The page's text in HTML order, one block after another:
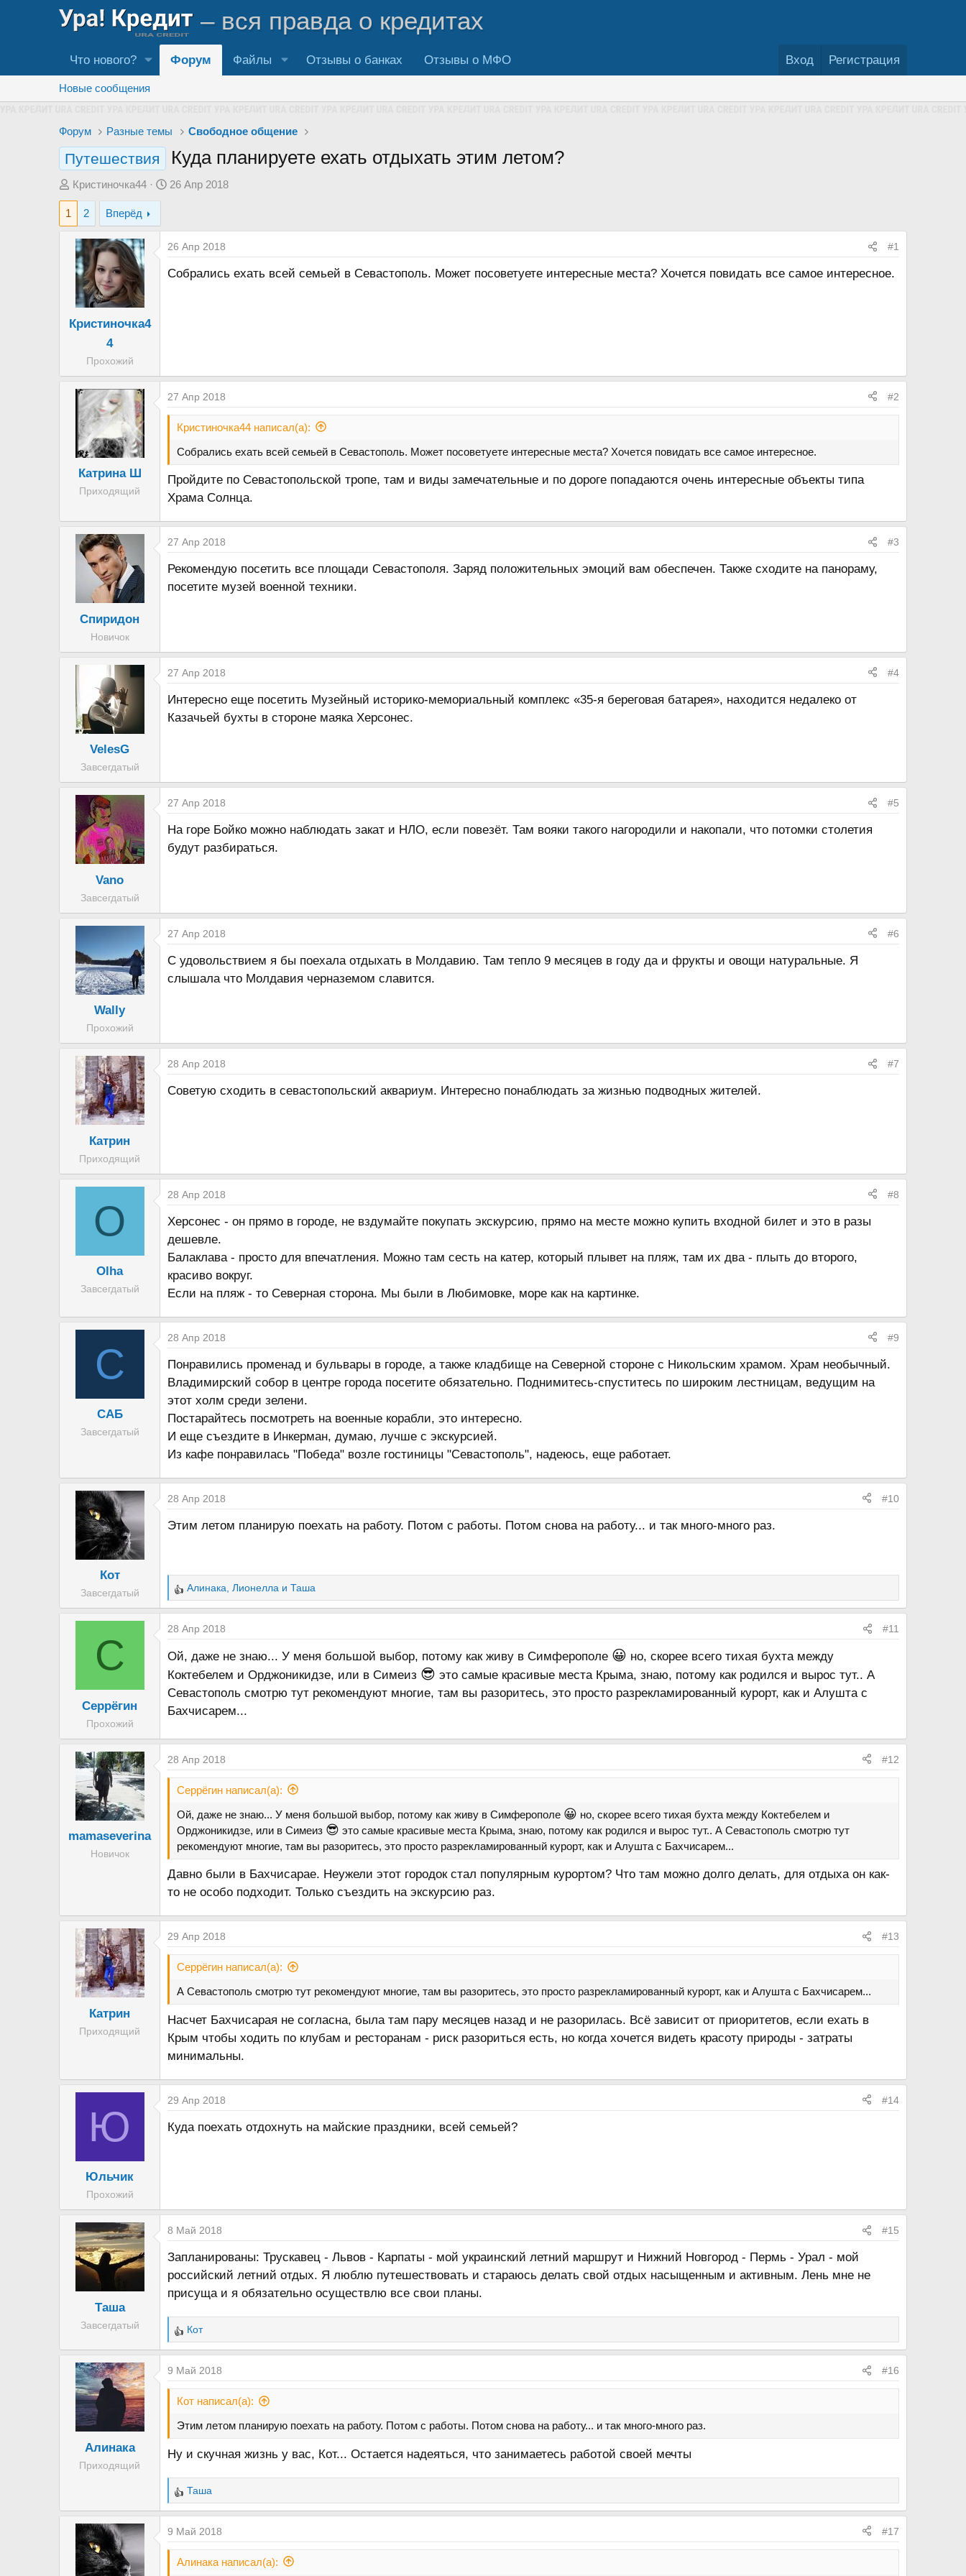
– вся правда о кредитах
Что нового? Форум Файлы Отзывы о банках Отзывы о МФО Вход Регистрация
Новые сообщения
Форум Разные темы Свободное общение
Путешествия Куда планируете ехать отдыхать этим летом?
А
в
р
т
м
ы
Кристиночка44
Д
а
н
а
26 Апр 2018
1 2 Вперёд
Кристиночка4
4
Прохожий
26 Апр 2018 #1
Собрались ехать всей семьей в Севастополь. Может посоветуете интересные места? Хочется повидать все самое интересное.
Катрина Ш
Приходящий
27 Апр 2018 #2
Кристиночка44 написал(а):
Собрались ехать всей семьей в Севастополь. Может посоветуете интересные места? Хочется повидать все самое интересное.
Пройдите по Севастопольской тропе, там и виды замечательные и по дороге попадаются очень интересные объекты типа
Храма Солнца.
Спиридон
Новичок
27 Апр 2018 #3
Рекомендую посетить все площади Севастополя. Заряд положительных эмоций вам обеспечен. Также сходите на панораму,
посетите музей военной техники.
VelesG
Завсегдатый
27 Апр 2018 #4
Интересно еще посетить Музейный историко-мемориальный комплекс «35-я береговая батарея», находится недалеко от
Казачьей бухты в стороне маяка Херсонес.
Vano
Завсегдатый
27 Апр 2018 #5
На горе Бойко можно наблюдать закат и НЛО, если повезёт. Там вояки такого нагородили и накопали, что потомки столетия
будут разбираться.
Wally
Прохожий
27 Апр 2018 #6
С удовольствием я бы поехала отдыхать в Молдавию. Там тепло 9 месяцев в году да и фрукты и овощи натуральные. Я
слышала что Молдавия черназемом славится.
Катрин
Приходящий
28 Апр 2018 #7
Советую сходить в севастопольский аквариум. Интересно понаблюдать за жизнью подводных жителей.
O
Olha
Завсегдатый
28 Апр 2018 #8
Херсонес - он прямо в городе, не вздумайте покупать экскурсию, прямо на месте можно купить входной билет и это в разы
дешевле.
Балаклава - просто для впечатления. Можно там сесть на катер, который плывет на пляж, там их два - плыть до второго,
красиво вокруг.
Если на пляж - то Северная сторона. Мы были в Любимовке, море как на картинке.
С
САБ
Завсегдатый
28 Апр 2018 #9
Понравились променад и бульвары в городе, а также кладбище на Северной стороне с Никольским храмом. Храм необычный.
Владимирский собор в центре города посетите обязательно. Поднимитесь-спуститесь по широким лестницам, ведущим на
этот холм среди зелени.
Постарайтесь посмотреть на военные корабли, это интересно.
И еще съездите в Инкерман, думаю, лучше с экскурсией.
Из кафе понравилась "Победа" возле гостиницы "Севастополь", надеюсь, еще работает.
Кот
Завсегдатый
28 Апр 2018 #10
Этим летом планирую поехать на работу. Потом с работы. Потом снова на работу... и так много-много раз.
Р
е
а
к
ц
и
и
:
Алинака Лионелла и Таша
С
Серрёгин
Прохожий
28 Апр 2018 #11
Ой, даже не знаю... У меня большой выбор, потому как живу в Симферополе 😀 но, скорее всего тихая бухта между
Коктебелем и Орджоникидзе, или в Симеиз 😎 это самые красивые места Крыма, знаю, потому как родился и вырос тут.. А
Севастополь смотрю тут рекомендуют многие, там вы разоритесь, это просто разрекламированный курорт, как и Алушта с
Бахчисарем...
mamaseverina
Новичок
28 Апр 2018 #12
Серрёгин написал(а):
Ой, даже не знаю... У меня большой выбор, потому как живу в Симферополе 😀 но, скорее всего тихая бухта между Коктебелем и
Орджоникидзе, или в Симеиз 😎 это самые красивые места Крыма, знаю, потому как родился и вырос тут.. А Севастополь смотрю тут
рекомендуют многие, там вы разоритесь, это просто разрекламированный курорт, как и Алушта с Бахчисарем...
Давно были в Бахчисарае. Неужели этот городок стал популярным курортом? Что там можно долго делать, для отдыха он как-
то не особо подходит. Только съездить на экскурсию раз.
Катрин
Приходящий
29 Апр 2018 #13
Серрёгин написал(а):
А Севастополь смотрю тут рекомендуют многие, там вы разоритесь, это просто разрекламированный курорт, как и Алушта с Бахчисарем...
Насчет Бахчисарая не согласна, была там пару месяцев назад и не разорилась. Всё зависит от приоритетов, если ехать в
Крым чтобы ходить по клубам и ресторанам - риск разориться есть, но когда хочется видеть красоту природы - затраты
минимальны.
Ю
Юльчик
Прохожий
29 Апр 2018 #14
Куда поехать отдохнуть на майские праздники, всей семьей?
Таша
Завсегдатый
8 Май 2018 #15
Запланированы: Трускавец - Львов - Карпаты - мой украинский летний маршрут и Нижний Новгород - Пермь - Урал - мой
российский летний отдых. Я люблю путешествовать и стараюсь делать свой отдых насыщенным и активным. Лень мне не
присуща и я обязательно осуществлю все свои планы.
Р
е
а
к
ц
и
:
Кот
Алинака
Приходящий
9 Май 2018 #16
Кот написал(а):
Этим летом планирую поехать на работу. Потом с работы. Потом снова на работу... и так много-много раз.
Ну и скучная жизнь у вас, Кот... Остается надеяться, что занимаетесь работой своей мечты
Р
е
а
к
ц
Таша
9 Май 2018 #17
Алинака написал(а):